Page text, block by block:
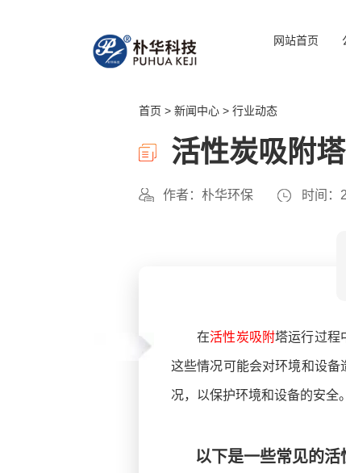
网站首页
首页 > 新闻中心 > 行业动态
活性炭吸附
作者：朴华环保 时间：
在活性炭吸附塔运行过程
这些情况可能会对环境和设
况，以保护环境和设备的安全。
以下是一些常见的活